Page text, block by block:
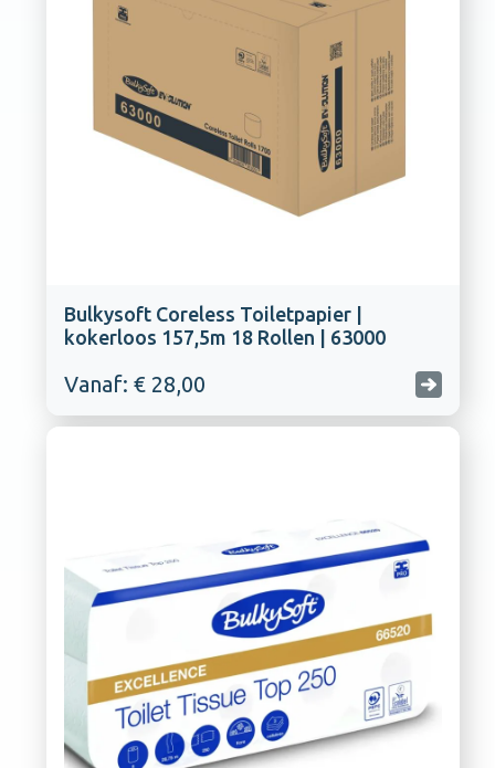
Bulkysoft Coreless Toiletpapier |
kokerloos 157,5m 18 Rollen | 63000
Vanaf: € 28,00